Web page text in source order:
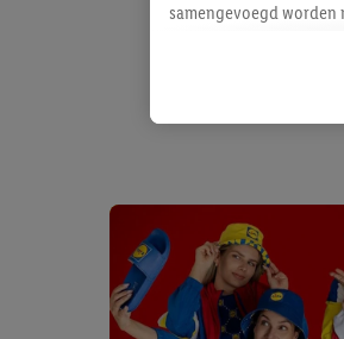
samengevoegd
Als u hiermee
u interesse hebt
niet te kopen), ook op
van uw gehashte e-
Onder “Aanpassen”
Door op “weigeren” te
“aanvaarden” te
waaronder de
kracht in te trekken,